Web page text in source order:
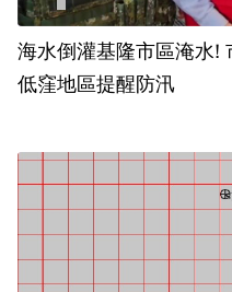
海水倒灌基隆市區淹水!
低窪地區提醒防汛